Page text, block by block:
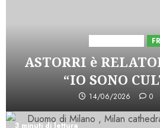
ASTORRI è
“IO SONO
14/06/2026 0
3 minuti di lettura